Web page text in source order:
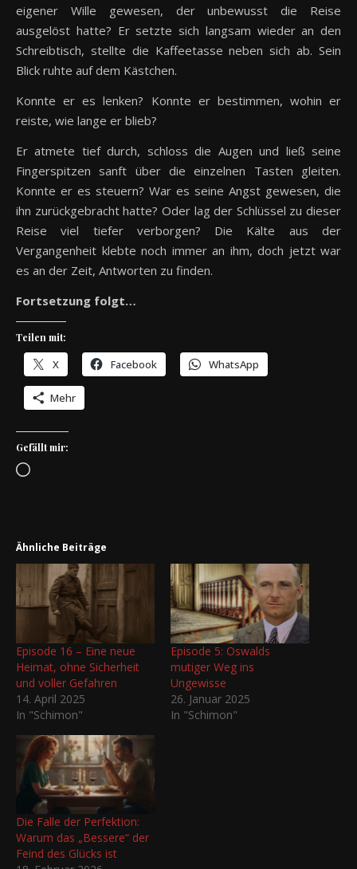
eigener Wille gewesen, der unbewusst die Reise
ausgelöst hatte? Er setzte sich langsam wieder an den
Schreibtisch, stellte die Kaffeetasse neben sich ab. Sein
Blick ruhte auf dem Kästchen.
Konnte er es lenken? Konnte er bestimmen, wohin er
reiste, wie lange er blieb?
Er atmete tief durch, schloss die Augen und ließ seine
Fingerspitzen sanft über die einzelnen Tasten gleiten.
Konnte er es steuern? War es seine Angst gewesen, die
ihn zurückgebracht hatte? Oder lag der Schlüssel zu dieser
Reise viel tiefer verborgen? Die Kälte aus der
Vergangenheit klebte noch immer an ihm, doch jetzt war
es an der Zeit, Antworten zu finden.
Fortsetzung folgt…
Teilen mit:
X Facebook WhatsApp
Mehr
Gefällt mir:
Wird geladen …
Ähnliche Beiträge
Episode 16 – Eine neue
Heimat, ohne Sicherheit
und voller Gefahren
14. April 2025
In "Schimon"
Episode 5: Oswalds
mutiger Weg ins
Ungewisse
26. Januar 2025
In "Schimon"
Die Falle der Perfektion:
Warum das „Bessere“ der
Feind des Glücks ist